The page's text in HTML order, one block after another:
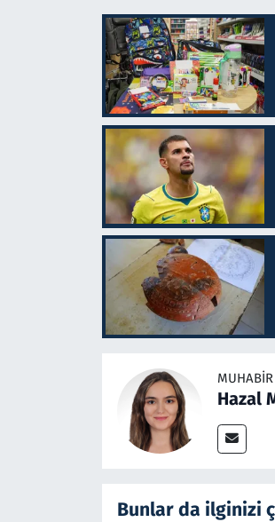
MUHABIR
Hazal
Bunlar da ilginizi